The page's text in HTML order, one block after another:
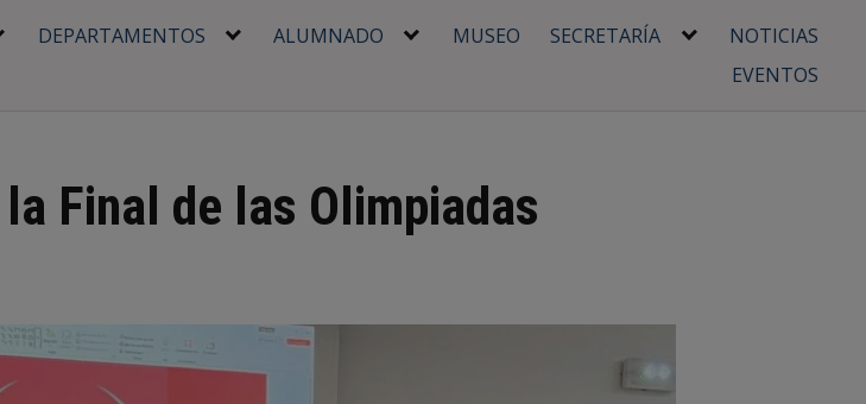
DEPARTAMENTOS ALUMNADO MUSEO SECRETARÍA
NOTICIAS
EVENTOS
Final de las Olimpiadas